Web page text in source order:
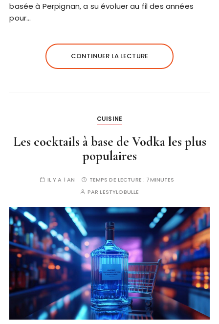
basée à Perpignan, a su évoluer au fil des années
pour…
CONTINUER LA LECTURE
CUISINE
Les cocktails à base de Vodka les plus
populaires
IL Y A 1 AN TEMPS DE LECTURE : 7MINUTES
PARLESTYLOBULLE